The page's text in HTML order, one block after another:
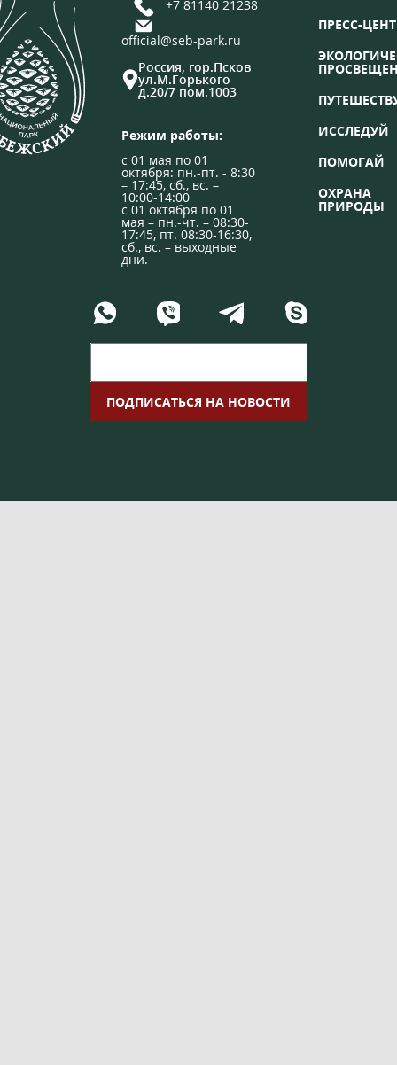
+7 81140 21238
official@seb-park.ru
Россия, гор.Псков
ул.М.Горького
д.20/7 пом.1003
Режим работы:
с 01 мая по 01
октября: пн.-пт. - 8:30
– 17:45, сб., вс. –
10:00-14:00
с 01 октября по 01
мая – пн.-чт. – 08:30-
17:45, пт. 08:30-16:30,
сб., вс. – выходные
дни.
ПРЕСС-
ИССЛЕДУЙ
ПОМОГАЙ
ОХРАНА
ПРИРОДЫ